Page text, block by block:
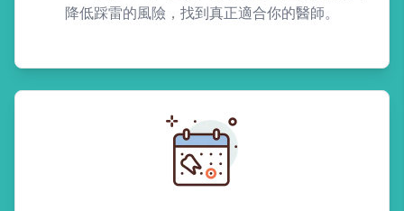
降低踩雷的風險，找到真正適合你的醫師。